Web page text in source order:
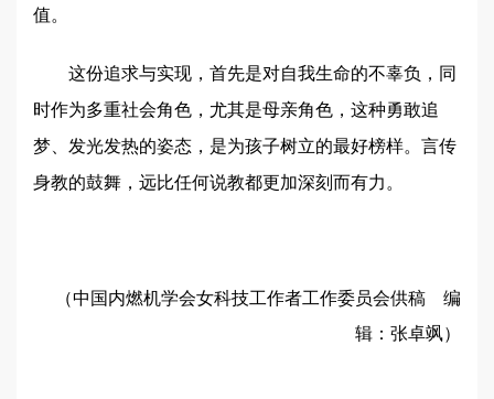
值。
这份追求与实现，首先是对自我生命的不辜负，同
时作为多重社会角色，尤其是母亲角色，这种勇敢追
梦、发光发热的姿态，是为孩子树立的最好榜样。言传
身教的鼓舞，远比任何说教都更加深刻而有力。
（中国内燃机学会女科技工作者工作委员会供稿 编
辑：张卓飒）